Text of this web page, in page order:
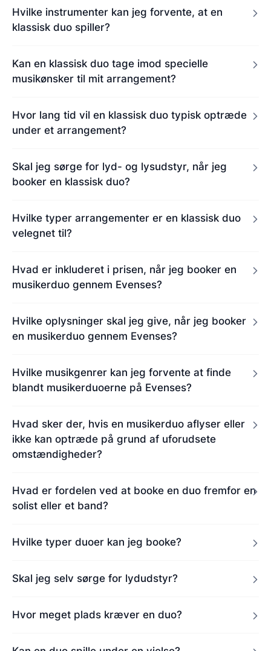
Hvilke instrumenter kan jeg forvente, at en
klassisk duo spiller?
Kan en klassisk duo tage imod specielle
musikønsker til mit arrangement?
Hvor lang tid vil en klassisk duo typisk optræde
under et arrangement?
Skal jeg sørge for lyd- og lysudstyr, når jeg
booker en klassisk duo?
Hvilke typer arrangementer er en klassisk duo
velegnet til?
Hvad er inkluderet i prisen, når jeg booker en
musikerduo gennem Evenses?
Hvilke oplysninger skal jeg give, når jeg booker
en musikerduo gennem Evenses?
Hvilke musikgenrer kan jeg forvente at finde
blandt musikerduoerne på Evenses?
Hvad sker der, hvis en musikerduo aflyser eller
ikke kan optræde på grund af uforudsete
omstændigheder?
Hvad er fordelen ved at booke en duo fremfor en
solist eller et band?
Hvilke typer duoer kan jeg booke?
Skal jeg selv sørge for lydudstyr?
Hvor meget plads kræver en duo?